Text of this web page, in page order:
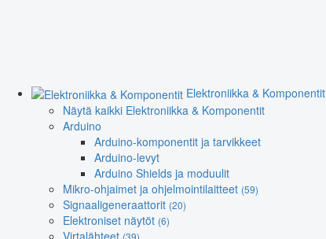
Elektroniikka & Komponentit
Näytä kaikki Elektroniikka & Komponentit
Arduino
Arduino-komponentit ja tarvikkeet
Arduino-levyt
Arduino Shields ja moduulit
Mikro-ohjaimet ja ohjelmointilaitteet (59)
Signaaligeneraattorit (20)
Elektroniset näytöt (6)